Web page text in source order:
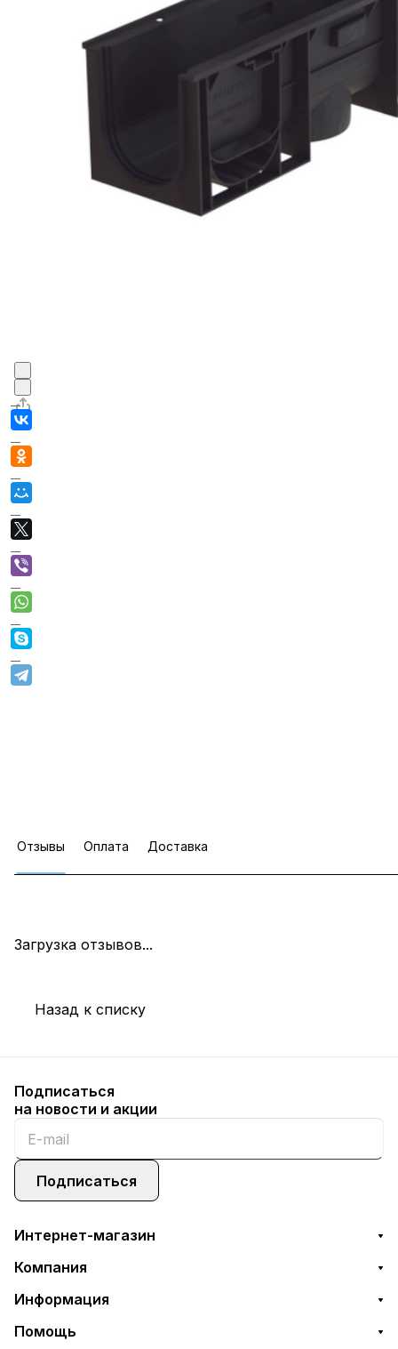
Отзывы Оплата Доставка
Загрузка отзывов...
Назад к списку
Подписаться
на новости и акции
Подписаться
Интернет-магазин
Компания
Информация
Помощь